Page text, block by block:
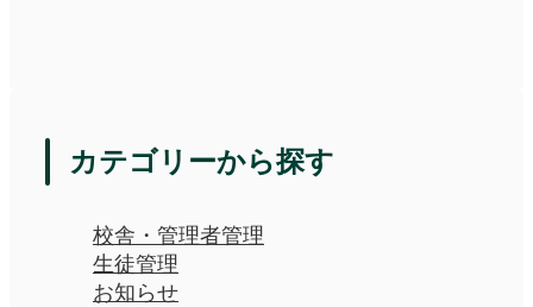
カテゴリーから探す
お知らせ
校舎・管理者管理
生徒管理